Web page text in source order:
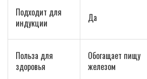
Подходит для
индукции
Да
Польза для
здоровья
Обогащает пищу
железом